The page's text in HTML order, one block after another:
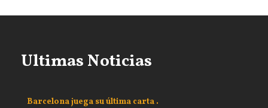
Ultimas Noticias
Barcelona juega su última carta .